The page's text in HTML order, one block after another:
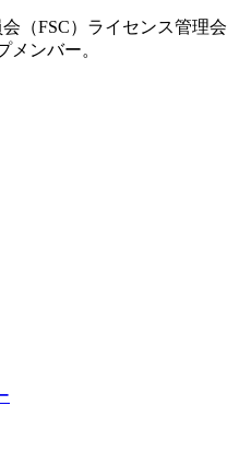
（FSC）ライセンス管理会
メンバー。